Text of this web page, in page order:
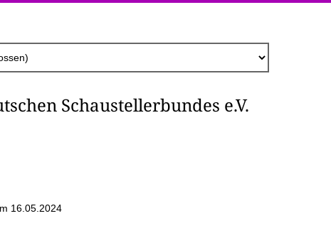
Schaustellerbundes e.V.
16.05.2024